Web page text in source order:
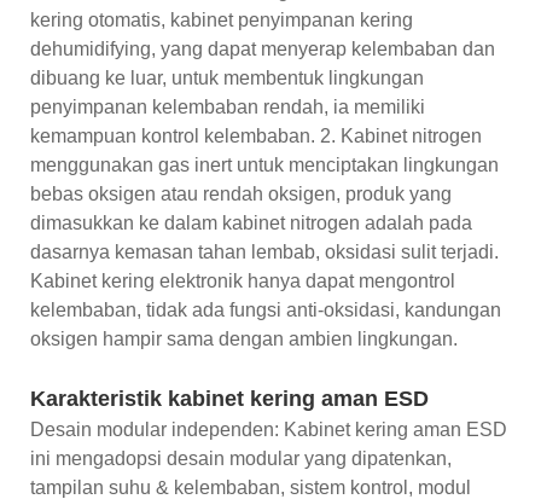
kering otomatis, kabinet penyimpanan kering
dehumidifying, yang dapat menyerap kelembaban dan
dibuang ke luar, untuk membentuk lingkungan
penyimpanan kelembaban rendah, ia memiliki
kemampuan kontrol kelembaban. 2. Kabinet nitrogen
menggunakan gas inert untuk menciptakan lingkungan
bebas oksigen atau rendah oksigen, produk yang
dimasukkan ke dalam kabinet nitrogen adalah pada
dasarnya kemasan tahan lembab, oksidasi sulit terjadi.
Kabinet kering elektronik hanya dapat mengontrol
kelembaban, tidak ada fungsi anti-oksidasi, kandungan
oksigen hampir sama dengan ambien lingkungan.
Karakteristik kabinet kering aman ESD
Desain modular independen: Kabinet kering aman ESD
ini mengadopsi desain modular yang dipatenkan,
tampilan suhu & kelembaban, sistem kontrol, modul